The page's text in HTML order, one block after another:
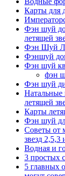
Карты для
Фэн шуй
летящей
Фэн Шуй
Фэншуй
Фэн шуй
фэн
Фэн шуй
Натальные
летящей
Карты
Фэн шуй
Советы от
звезд 2,5,3
Водная и
3 простых
5 главных